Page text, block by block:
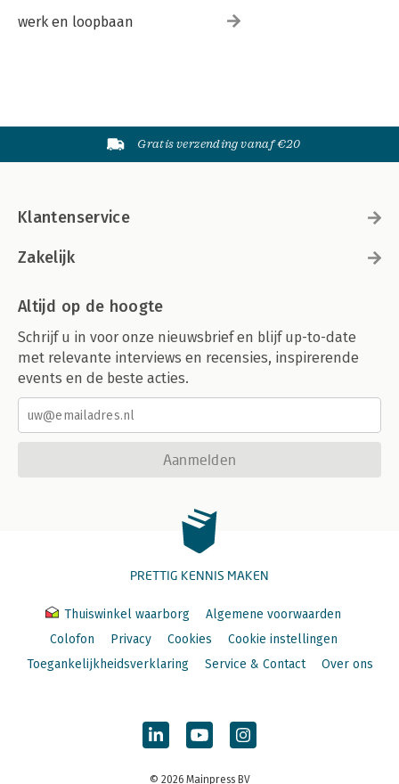
werk en loopbaan
Gratis verzending vanaf €20
Klantenservice
Zakelijk
Altijd op de hoogte
Schrijf u in voor onze nieuwsbrief en blijf up-to-date
met relevante interviews en recensies, inspirerende
events en de beste acties.
Aanmelden
PRETTIG KENNIS MAKEN
Thuiswinkel waarborg
Algemene voorwaarden
Colofon
Privacy Cookies
Cookie instellingen
Toegankelijkheidsverklaring
Service & Contact Over ons
© 2026 Mainpress BV